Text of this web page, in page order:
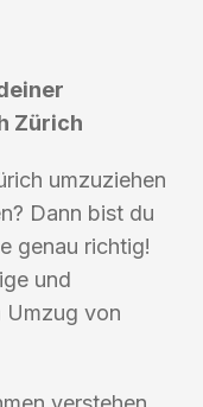
Zürich
umzuziehen
Dann bist du
genau richtig!
und
Umzug von